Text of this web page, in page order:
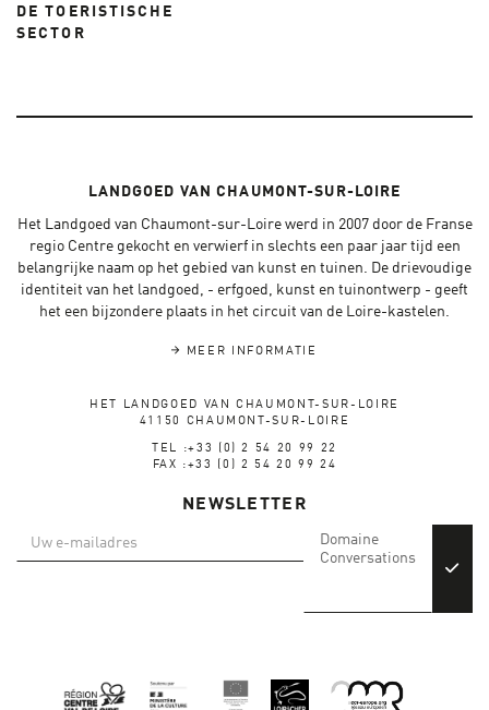
DE TOERISTISCHE
SECTOR
LANDGOED VAN CHAUMONT-SUR-LOIRE
Het Landgoed van Chaumont-sur-Loire werd in 2007 door de Franse
regio Centre gekocht en verwierf in slechts een paar jaar tijd een
belangrijke naam op het gebied van kunst en tuinen. De drievoudige
identiteit van het landgoed, - erfgoed, kunst en tuinontwerp - geeft
het een bijzondere plaats in het circuit van de Loire-kastelen.
MEER INFORMATIE
HET LANDGOED VAN CHAUMONT-SUR-LOIRE
41150 CHAUMONT-SUR-LOIRE
TEL :+33 (0) 2 54 20 99 22
FAX :+33 (0) 2 54 20 99 24
NEWSLETTER